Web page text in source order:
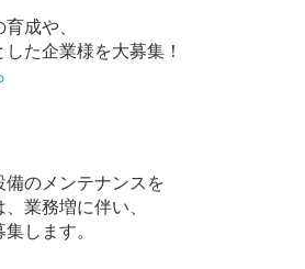
成や、
た企業様を大募集！
のメンテナンスを
業務増に伴い、
します。